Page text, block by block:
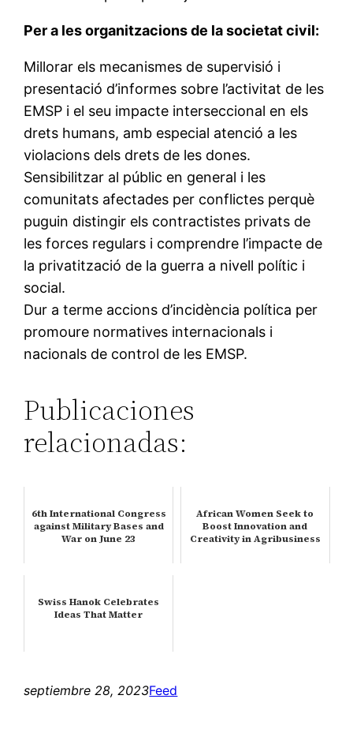
Per a les organitzacions de la societat civil:
Millorar els mecanismes de supervisió i
presentació d’informes sobre l’activitat de les
EMSP i el seu impacte interseccional en els
drets humans, amb especial atenció a les
violacions dels drets de les dones.
Sensibilitzar al públic en general i les
comunitats afectades per conflictes perquè
puguin distingir els contractistes privats de
les forces regulars i comprendre l’impacte de
la privatització de la guerra a nivell polític i
social.
Dur a terme accions d’incidència política per
promoure normatives internacionals i
nacionals de control de les EMSP.
Publicaciones
relacionadas:
6th International Congress
against Military Bases and
War on June 23
African Women Seek to
Boost Innovation and
Creativity in Agribusiness
Swiss Hanok Celebrates
Ideas That Matter
septiembre 28, 2023Feed